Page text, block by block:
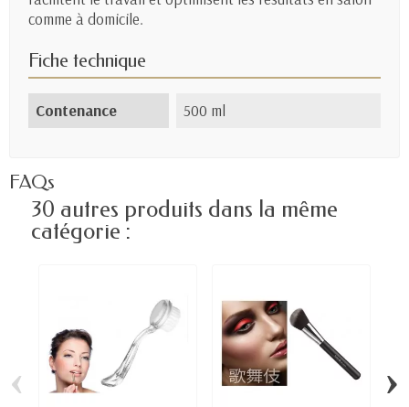
comme à domicile.
Fiche technique
Contenance 500 ml
FAQs
30 autres produits dans la même
catégorie :
‹ ›